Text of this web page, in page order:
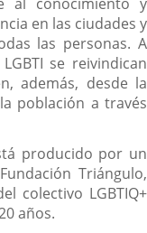
en las ciudades y
las personas. A
se reivindican
además, desde la
población a través
producido por un
Triángulo,
colectivo LGBTIQ+
años.